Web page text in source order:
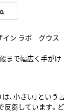
イン ラボ グウス
まで幅広く手がけ
、小さい」という言
反芻しています。ど